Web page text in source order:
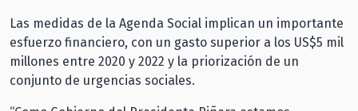
Las medidas de la Agenda Social implican un importante
esfuerzo financiero, con un gasto superior a los US$5 mil
millones entre 2020 y 2022 y la priorización de un
conjunto de urgencias sociales.